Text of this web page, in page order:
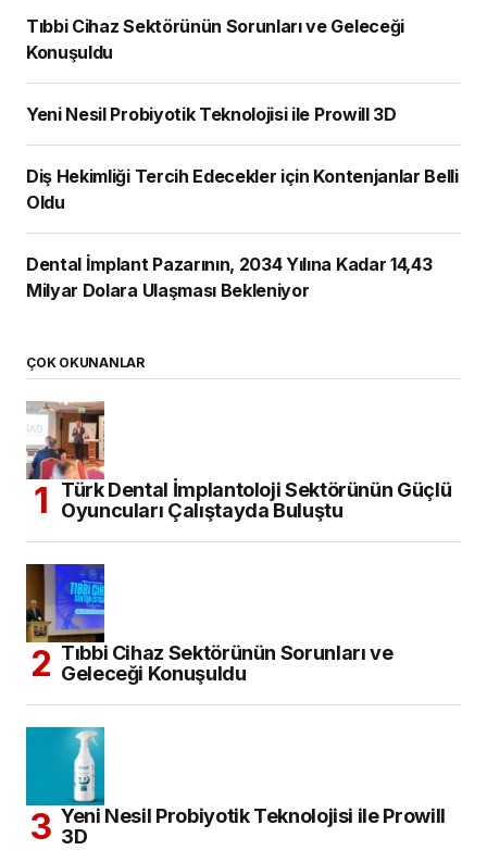
Tıbbi Cihaz Sektörünün Sorunları ve Geleceği
Konuşuldu
Yeni Nesil Probiyotik Teknolojisi ile Prowill 3D
Diş Hekimliği Tercih Edecekler için Kontenjanlar Belli
Oldu
Dental İmplant Pazarının, 2034 Yılına Kadar 14,43
Milyar Dolara Ulaşması Bekleniyor
ÇOK OKUNANLAR
Türk Dental İmplantoloji Sektörünün Güçlü
Oyuncuları Çalıştayda Buluştu
Tıbbi Cihaz Sektörünün Sorunları ve
Geleceği Konuşuldu
Yeni Nesil Probiyotik Teknolojisi ile Prowill
3D